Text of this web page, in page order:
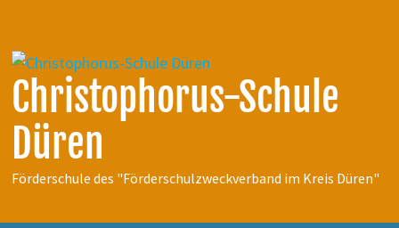
springen
Christophorus-Schule
Düren
Förderschule des "Förderschulzweckverband im Kreis Düren"